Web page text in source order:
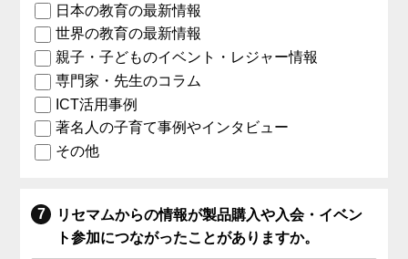
日本の教育の最新情報
世界の教育の最新情報
親子・子どものイベント・レジャー情報
専門家・先生のコラム
ICT活用事例
著名人の子育て事例やインタビュー
その他
リセマムからの情報が製品購入や入会・イベン
ト参加につながったことがありますか。